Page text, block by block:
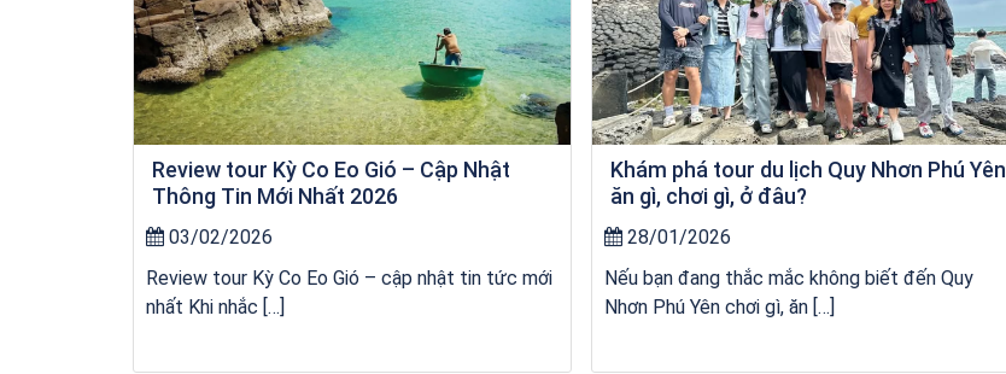
Review tour Kỳ Co Eo Gió – Cập Nhật
Thông Tin Mới Nhất 2026
03/02/2026
Review tour Kỳ Co Eo Gió – cập nhật tin tức mới
nhất Khi nhắc […]
Khám phá tour du lịch Quy Nhơn Phú Yên
ăn gì, chơi gì, ở đâu?
28/01/2026
Nếu bạn đang thắc mắc không biết đến Quy
Nhơn Phú Yên chơi gì, ăn […]